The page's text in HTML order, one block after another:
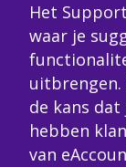
Het
waar je
de kans
hebben
van